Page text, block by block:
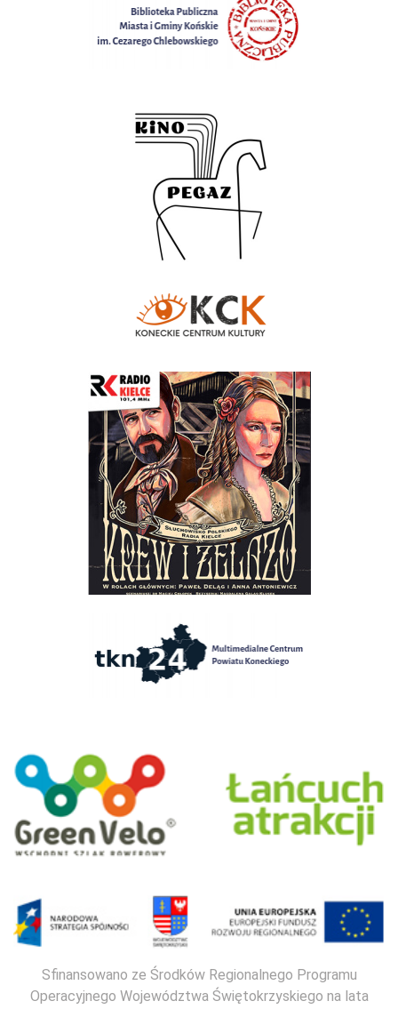
Sfinansowano ze Środków Regionalnego Programu
Operacyjnego Województwa Świętokrzyskiego na lata